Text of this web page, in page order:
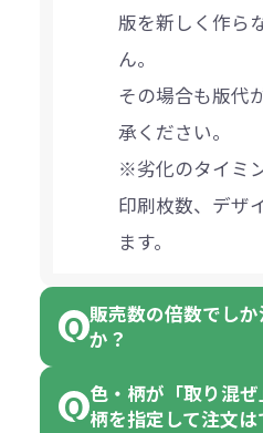
版を新しく作ら
ん。
その場合も版代
承ください。
※劣化のタイミ
印刷枚数、デザ
ます。
販売数の倍数でし
か？
一部商品（※）
色・柄が「取り混
柄を指定して注文は